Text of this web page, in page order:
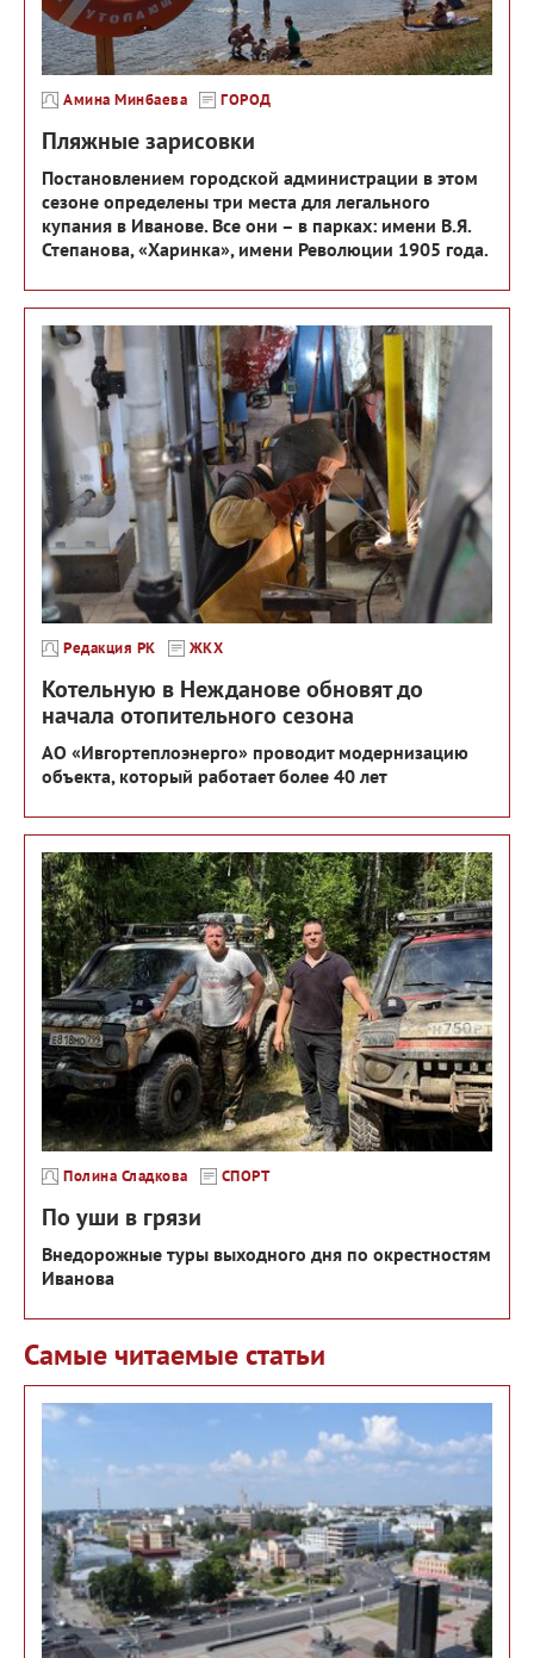
Амина Минбаева ГОРОД
Пляжные зарисовки
Постановлением городской администрации в этом
сезоне определены три места для легального
купания в Иванове. Все они – в парках: имени В.Я.
Степанова, «Харинка», имени Революции 1905 года.
Редакция РК ЖКХ
Котельную в Нежданове обновят до
начала отопительного сезона
АО «Ивгортеплоэнерго» проводит модернизацию
объекта, который работает более 40 лет
Полина Сладкова СПОРТ
По уши в грязи
Внедорожные туры выходного дня по окрестностям
Иванова
Самые читаемые статьи